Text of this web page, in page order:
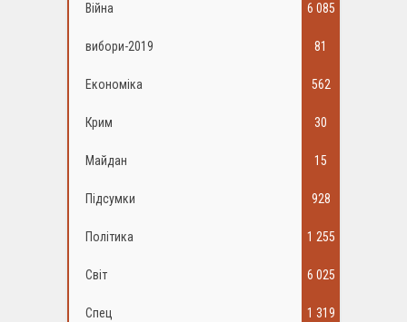
Війна 6 085
вибори-2019 81
Економіка 562
Крим 30
Майдан 15
Підсумки 928
Політика 1 255
Світ 6 025
Спец 1 319